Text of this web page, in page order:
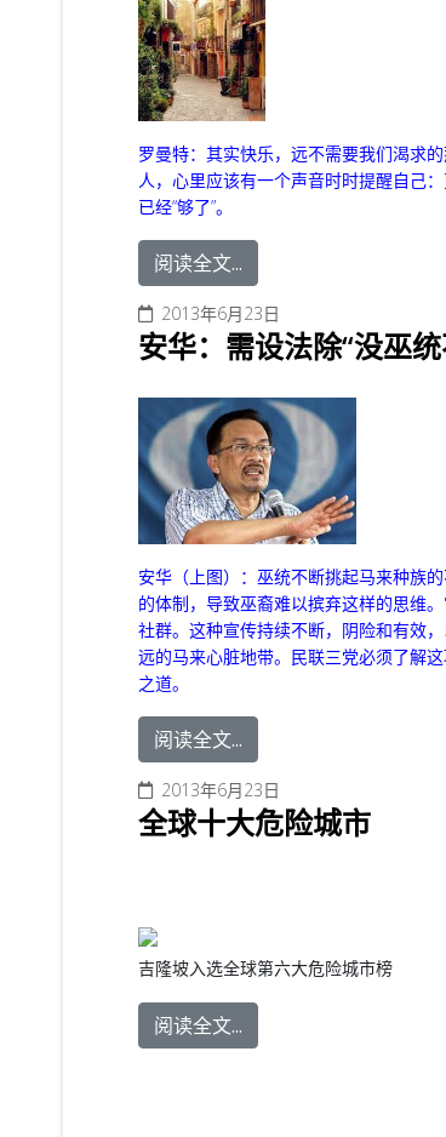
罗曼特：其实快乐，远不需要我们渴求
人，心里应该有一个声音时时提醒自己
已经“够了”。
阅读全文...
2013年6月23日
安华：需设法除“没巫
安华 （上图）：巫统不断挑起马来种族
的体制，导致巫裔难以摈弃这样的思维
社群。这种宣传持续不断，阴险和有效
远的马来心脏地带。民联三党必须了解
之道。
阅读全文...
2013年6月23日
全球十大危险城市
吉隆坡入选全球第六大危险城市榜
阅读全文...